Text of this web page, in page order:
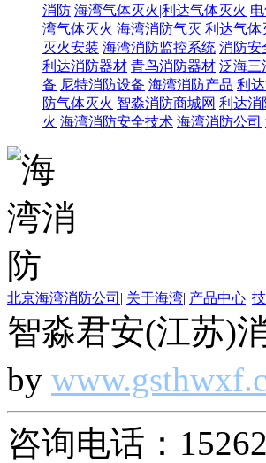
消防 海湾气体灭火|利达气体灭火
湾气体灭火 海湾消防气灭 利达气体
灭火安装 海湾消防监控系统 消防安
利达消防器材 青鸟消防器材 泛海三
备 尼特消防设备 海湾消防产品 利
防气体灭火 智淼消防商城网 利达消
火 海湾消防安全技术 海湾消防公司
北京海湾消防公司 | 关于海湾| 产品中心|
智淼君安(江苏)
by
咨询电话：